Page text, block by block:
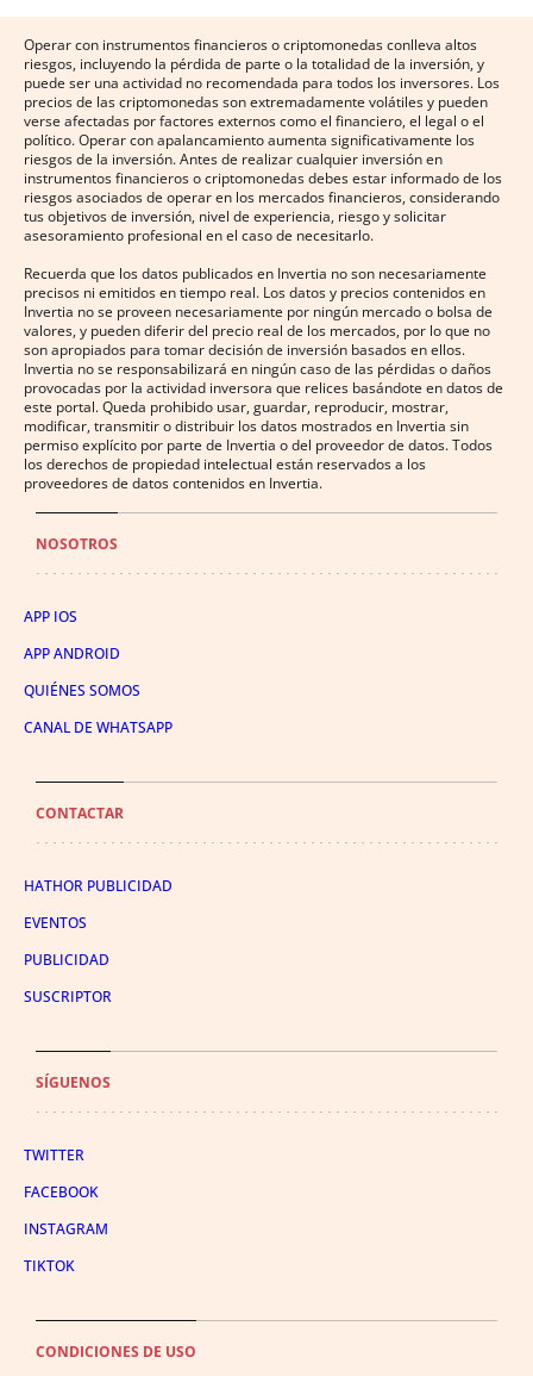
Operar con instrumentos financieros o criptomonedas conlleva altos
riesgos, incluyendo la pérdida de parte o la totalidad de la inversión, y
puede ser una actividad no recomendada para todos los inversores. Los
precios de las criptomonedas son extremadamente volátiles y pueden
verse afectadas por factores externos como el financiero, el legal o el
político. Operar con apalancamiento aumenta significativamente los
riesgos de la inversión. Antes de realizar cualquier inversión en
instrumentos financieros o criptomonedas debes estar informado de los
riesgos asociados de operar en los mercados financieros, considerando
tus objetivos de inversión, nivel de experiencia, riesgo y solicitar
asesoramiento profesional en el caso de necesitarlo.
Recuerda que los datos publicados en Invertia no son necesariamente
precisos ni emitidos en tiempo real. Los datos y precios contenidos en
Invertia no se proveen necesariamente por ningún mercado o bolsa de
valores, y pueden diferir del precio real de los mercados, por lo que no
son apropiados para tomar decisión de inversión basados en ellos.
Invertia no se responsabilizará en ningún caso de las pérdidas o daños
provocadas por la actividad inversora que relices basándote en datos de
este portal. Queda prohibido usar, guardar, reproducir, mostrar,
modificar, transmitir o distribuir los datos mostrados en Invertia sin
permiso explícito por parte de Invertia o del proveedor de datos. Todos
los derechos de propiedad intelectual están reservados a los
proveedores de datos contenidos en Invertia.
NOSOTROS
APP IOS
APP ANDROID
QUIÉNES SOMOS
CANAL DE WHATSAPP
CONTACTAR
HATHOR PUBLICIDAD
EVENTOS
PUBLICIDAD
SUSCRIPTOR
SÍGUENOS
TWITTER
FACEBOOK
INSTAGRAM
TIKTOK
CONDICIONES DE USO